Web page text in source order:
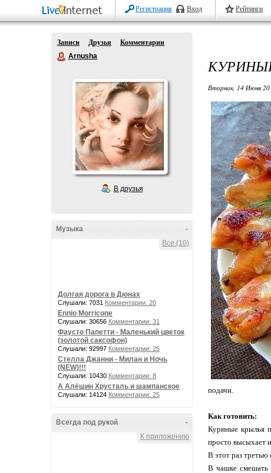
Регистрация Вход Рейтинги
Записи Друзья
Комментарии
Arnusha
В друзья
-
Музыка
Все (10)
Долгая дорога в Дюнах
Слушали: 7031 Комментарии: 20
Ennio Morricone
Слушали: 30656 Комментарии: 31
Фаусто Папетти - Маленький цветок
(золотой саксофон)
Слушали: 92997 Комментарии: 25
Стелла Джанни - Милан и Ночь
(NEW)!!!
Слушали: 10430 Комментарии: 8
А Алёшин Хрусталь и шампанское
Слушали: 14124 Комментарии: 25
-
Всегда под рукой
К приложению
Вторник, 14 Июня
подачи.
Как готовить:
Куриные крылья
просто высыхает
В этот раз третью
В чашке смешать